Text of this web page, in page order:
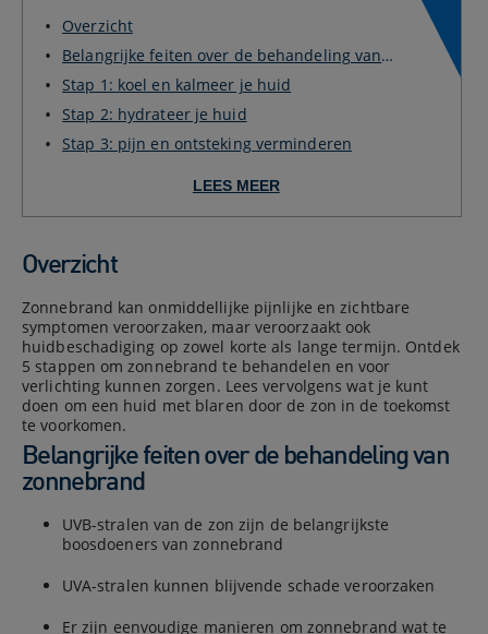
Overzicht
Belangrijke feiten over de behandeling van
zonnebr...
Stap 1: koel en kalmeer je huid
Stap 2: hydrateer je huid
Stap 3: pijn en ontsteking verminderen
LEES MEER
Overzicht
Zonnebrand kan onmiddellijke pijnlijke en zichtbare
symptomen veroorzaken, maar veroorzaakt ook
huidbeschadiging op zowel korte als lange termijn. Ontdek
5 stappen om zonnebrand te behandelen en voor
verlichting kunnen zorgen. Lees vervolgens wat je kunt
doen om een huid met blaren door de zon in de toekomst
te voorkomen.
Belangrijke feiten over de behandeling van
zonnebrand
UVB-stralen van de zon zijn de belangrijkste
boosdoeners van zonnebrand
UVA-stralen kunnen blijvende schade veroorzaken
Er zijn eenvoudige manieren om zonnebrand wat te